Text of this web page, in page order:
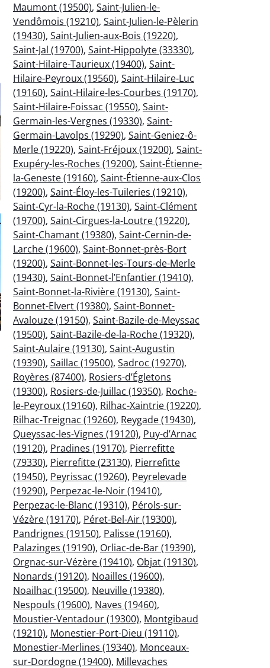
Maumont (19500), Saint-Julien-le-
Vendômois (19210), Saint-Julien-le-Pèlerin
(19430), Saint-Julien-aux-Bois (19220),
Saint-Jal (19700), Saint-Hippolyte (33330),
Saint-Hilaire-Taurieux (19400), Saint-
Hilaire-Peyroux (19560), Saint-Hilaire-Luc
(19160), Saint-Hilaire-les-Courbes (19170),
Saint-Hilaire-Foissac (19550), Saint-
Germain-les-Vergnes (19330), Saint-
Germain-Lavolps (19290), Saint-Geniez-ô-
Merle (19220), Saint-Fréjoux (19200), Saint-
Exupéry-les-Roches (19200), Saint-Étienne-
la-Geneste (19160), Saint-Étienne-aux-Clos
(19200), Saint-Éloy-les-Tuileries (19210),
Saint-Cyr-la-Roche (19130), Saint-Clément
(19700), Saint-Cirgues-la-Loutre (19220),
Saint-Chamant (19380), Saint-Cernin-de-
Larche (19600), Saint-Bonnet-près-Bort
(19200), Saint-Bonnet-les-Tours-de-Merle
(19430), Saint-Bonnet-l’Enfantier (19410),
Saint-Bonnet-la-Rivière (19130), Saint-
Bonnet-Elvert (19380), Saint-Bonnet-
Avalouze (19150), Saint-Bazile-de-Meyssac
(19500), Saint-Bazile-de-la-Roche (19320),
Saint-Aulaire (19130), Saint-Augustin
(19390), Saillac (19500), Sadroc (19270),
Royères (87400), Rosiers-d’Égletons
(19300), Rosiers-de-Juillac (19350), Roche-
le-Peyroux (19160), Rilhac-Xaintrie (19220),
Rilhac-Treignac (19260), Reygade (19430),
Queyssac-les-Vignes (19120), Puy-d’Arnac
(19120), Pradines (19170), Pierrefitte
(79330), Pierrefitte (23130), Pierrefitte
(19450), Peyrissac (19260), Peyrelevade
(19290), Perpezac-le-Noir (19410),
Perpezac-le-Blanc (19310), Pérols-sur-
Vézère (19170), Péret-Bel-Air (19300),
Pandrignes (19150), Palisse (19160),
Palazinges (19190), Orliac-de-Bar (19390),
Orgnac-sur-Vézère (19410), Objat (19130),
Nonards (19120), Noailles (19600),
Noailhac (19500), Neuville (19380),
Nespouls (19600), Naves (19460),
Moustier-Ventadour (19300), Montgibaud
(19210), Monestier-Port-Dieu (19110),
Monestier-Merlines (19340), Monceaux-
sur-Dordogne (19400), Millevaches